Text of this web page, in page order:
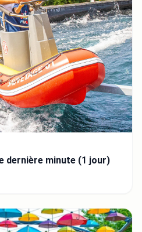
dernière minute (1 jour)